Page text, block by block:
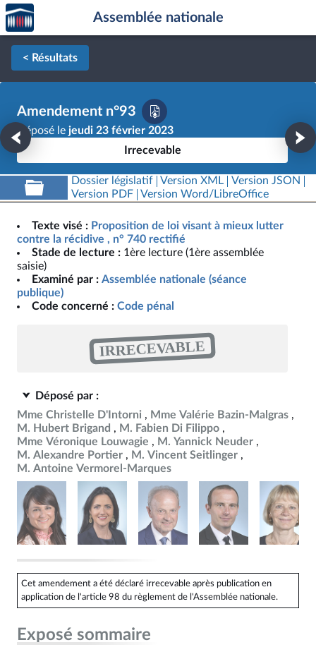
Aller au contenu
Aller en bas de la page
Accèder
à la
page
d'accueil
Assemblée nationale
< Résultats
Amendement n°93
Déposé le jeudi 23 février 2023
Irrecevable
Dossier législatif Version XML
Version JSON
Version PDF
Version Word/LibreOffice
Texte visé : Proposition de loi visant à mieux lutter
contre la récidive , n° 740 rectifié
Stade de lecture : 1ère lecture (1ère assemblée
saisie)
Examiné par : Assemblée nationale (séance
publique)
Code concerné : Code pénal
IRRECEVABLE
Déposé par :
Mme Christelle D'Intorni
Mme Valérie Bazin-Malgras
M. Hubert Brigand
M. Fabien Di Filippo
Mme Véronique Louwagie
M. Yannick Neuder
M. Alexandre Portier
M. Vincent Seitlinger
M. Antoine Vermorel-Marques
Cet amendement a été déclaré irrecevable après publication en
application de l'article 98 du règlement de l'Assemblée nationale.
Exposé sommaire